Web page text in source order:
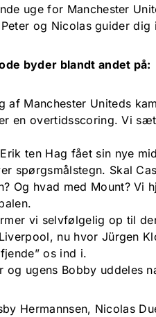
uge for Manchester
og Nicolas guider dig
byder blandt andet på:
af Manchester Uniteds
en overtidsscoring. Vi
ten Hag fået sin nye
spørgsmålstegn. Skal
Og hvad med Mount? Vi
vi selvfølgelig op til
nu hvor Jürgen
os ind i.
og ugens Bobby uddeles
Hermannsen, Nicolas